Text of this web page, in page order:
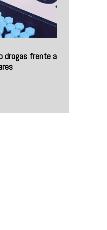
drogas frente a